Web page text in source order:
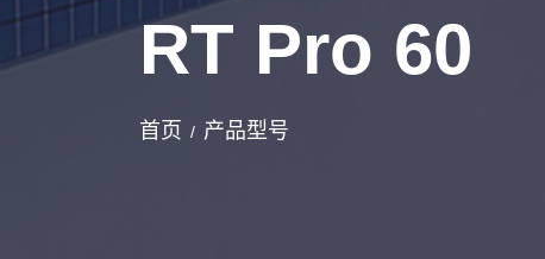
RT Pro 60
首页 产品型号